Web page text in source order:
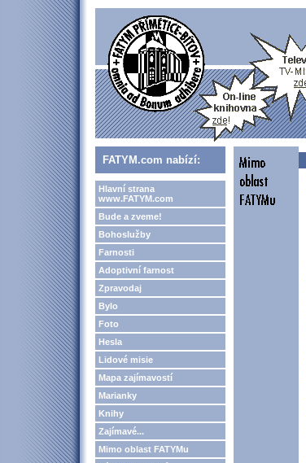
FATYM.com nabízí:
Hlavní strana
www.FATYM.com
Bude a zveme!
Bohoslužby
Farnosti
Adoptivní farnost
Zpravodaj
Bylo
Foto
Hesla
Lidové misie
Mapa zajímavostí
Marianky
Knihy
Zajímavé...
Mimo oblast FATYMu